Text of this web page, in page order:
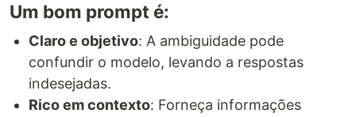
Um bom prompt é:
Claro e objetivo: A ambiguidade pode
confundir o modelo, levando a respostas
indesejadas.
Rico em contexto: Forneça informações